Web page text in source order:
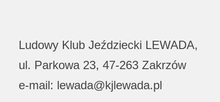
Ludowy Klub Jeździecki LEWADA,
ul. Parkowa 23, 47-263 Zakrzów
e-mail: lewada@kjlewada.pl